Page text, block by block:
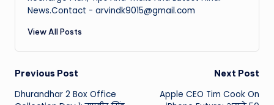
News.Contact - arvindk9015@gmail.com
View All Posts
Post
Previous Post
Dhurandhar 2 Box Office
Next Post
Apple CEO Tim Cook On